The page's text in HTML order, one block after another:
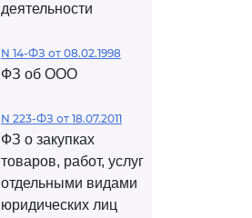
деятельности
N 14-ФЗ от 08.02.1998
ФЗ об ООО
N 223-ФЗ от 18.07.2011
ФЗ о закупках
товаров, работ, услуг
отдельными видами
юридических лиц